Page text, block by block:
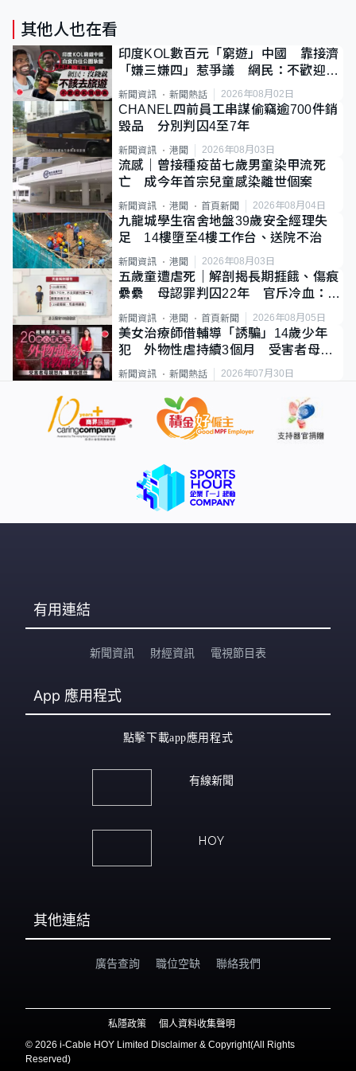
其他人也在看
印度KOL數百元「窮遊」中國 靠接濟
「嫌三嫌四」惹爭議 網民：不歡迎劣
質旅客
新聞資訊 新聞熱話 2026年08月02日
CHANEL四前員工串謀偷竊逾700件銷
毀品 分別判囚4至7年
新聞資訊 港聞 2026年08月03日
流感｜曾接種疫苗七歲男童染甲流死
亡 成今年首宗兒童感染離世個案
新聞資訊 港聞 首頁新聞 2026年08月04日
九龍城學生宿舍地盤39歲安全經理失
足 14樓墮至4樓工作台、送院不治
新聞資訊 港聞 2026年08月03日
五歲童遭虐死｜解剖揭長期捱餓、傷痕
纍纍 母認罪判囚22年 官斥冷血：同
類案最惡劣
新聞資訊 港聞 首頁新聞 2026年08月05日
美女治療師借輔導「誘騙」14歲少年
犯 外物性虐持續3個月 受害者母：
要保護其他人
新聞資訊 新聞熱話 2026年07月30日
有用連結
新聞資訊 財經資訊 電視節目表
App 應用程式
點擊下載app應用程式
有線新聞
HOY
其他連結
廣告查詢 職位空缺 聯絡我們
私隱政策
個人資料收集聲明
© 2026 i-Cable HOY Limited Disclaimer & Copyright(All Rights
Reserved)